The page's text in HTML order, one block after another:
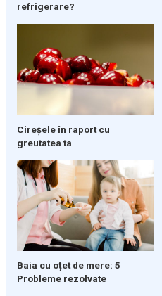
refrigerare?
Cireșele în raport cu
greutatea ta
Baia cu oțet de mere: 5
Probleme rezolvate